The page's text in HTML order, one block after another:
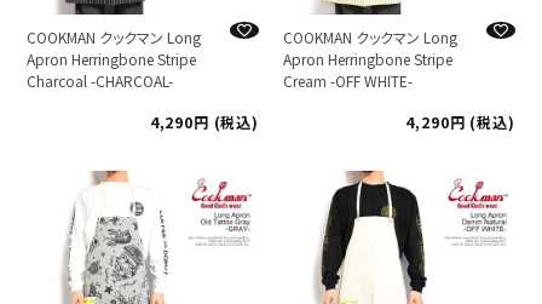
COOKMAN クックマン Long
Apron Herringbone Stripe
Charcoal -CHARCOAL-
4,290
税込
COOKMAN クックマン Long
Apron Herringbone Stripe
Cream -OFF WHITE-
4,290
税込